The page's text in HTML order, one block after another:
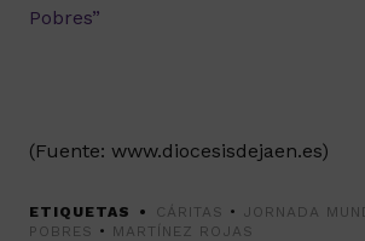
Pobres”
(Fuente: www.diocesisdejaen.es)
ETIQUETAS CÁRITAS • JORNADA
POBRES • MARTÍNEZ ROJAS